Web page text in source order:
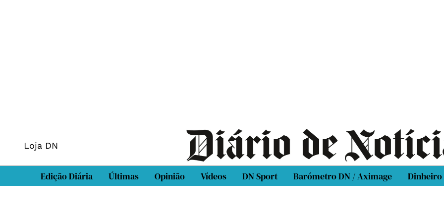
Loja DN
Edição Diária Últimas Opinião Vídeos DN Sport Barómetro DN / Aximage Dinheiro